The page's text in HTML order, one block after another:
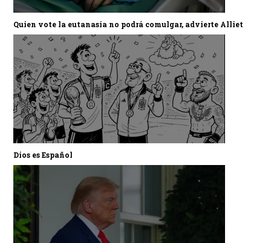
Quien vote la eutanasia no podrá comulgar, advierte Alliet
Dios es Español